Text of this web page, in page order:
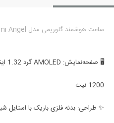
ساعت هوشمند گلوریمی مدل Glorimi Angel
1200 نیت
✨ طراحی: بدنه فلزی باریک با